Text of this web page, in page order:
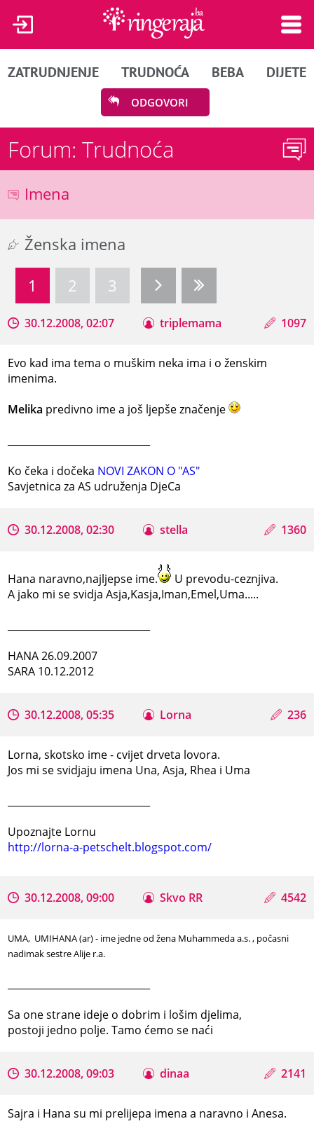
ZATRUDNJENJE TRUDNOĆA BEBA DIJETE
ODGOVORI
Forum: Trudnoća
Imena
Ženska imena
1
2 3
30.12.2008, 02:07 triplemama 1097
Evo kad ima tema o muškim neka ima i o ženskim
imenima.
Melika predivno ime a još ljepše značenje
Ko čeka i dočeka NOVI ZAKON O "AS"
Savjetnica za AS udruženja DjeCa
30.12.2008, 02:30 stella 1360
Hana naravno,najljepse ime.
U prevodu-ceznjiva.
A jako mi se svidja Asja,Kasja,Iman,Emel,Uma.....
HANA 26.09.2007
SARA 10.12.2012
30.12.2008, 05:35 Lorna 236
Lorna, skotsko ime - cvijet drveta lovora.
Jos mi se svidjaju imena Una, Asja, Rhea i Uma
Upoznajte Lornu
http://lorna-a-petschelt.blogspot.com/
30.12.2008, 09:00 Skvo RR 4542
UMA, UMIHANA (ar) - ime jedne od žena Muhammeda a.s. , počasni
nadimak sestre Alije r.a.
Sa one strane ideje o dobrim i lošim djelima,
postoji jedno polje. Tamo ćemo se naći
30.12.2008, 09:03 dinaa 2141
Sajra i Hana su mi prelijepa imena a naravno i Anesa.